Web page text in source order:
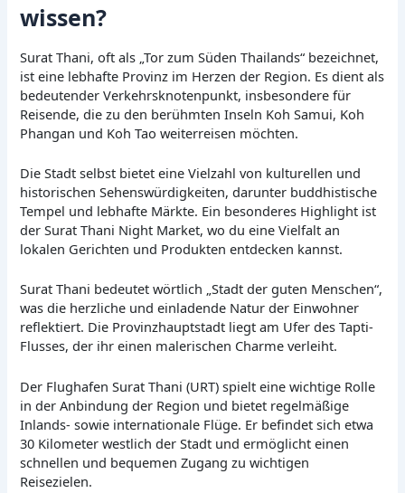
wissen?
Surat Thani, oft als „Tor zum Süden Thailands“ bezeichnet,
ist eine lebhafte Provinz im Herzen der Region. Es dient als
bedeutender Verkehrsknotenpunkt, insbesondere für
Reisende, die zu den berühmten Inseln Koh Samui, Koh
Phangan und Koh Tao weiterreisen möchten.
Die Stadt selbst bietet eine Vielzahl von kulturellen und
historischen Sehenswürdigkeiten, darunter buddhistische
Tempel und lebhafte Märkte. Ein besonderes Highlight ist
der Surat Thani Night Market, wo du eine Vielfalt an
lokalen Gerichten und Produkten entdecken kannst.
Surat Thani bedeutet wörtlich „Stadt der guten Menschen“,
was die herzliche und einladende Natur der Einwohner
reflektiert. Die Provinzhauptstadt liegt am Ufer des Tapti-
Flusses, der ihr einen malerischen Charme verleiht.
Der Flughafen Surat Thani (URT) spielt eine wichtige Rolle
in der Anbindung der Region und bietet regelmäßige
Inlands- sowie internationale Flüge. Er befindet sich etwa
30 Kilometer westlich der Stadt und ermöglicht einen
schnellen und bequemen Zugang zu wichtigen
Reisezielen.